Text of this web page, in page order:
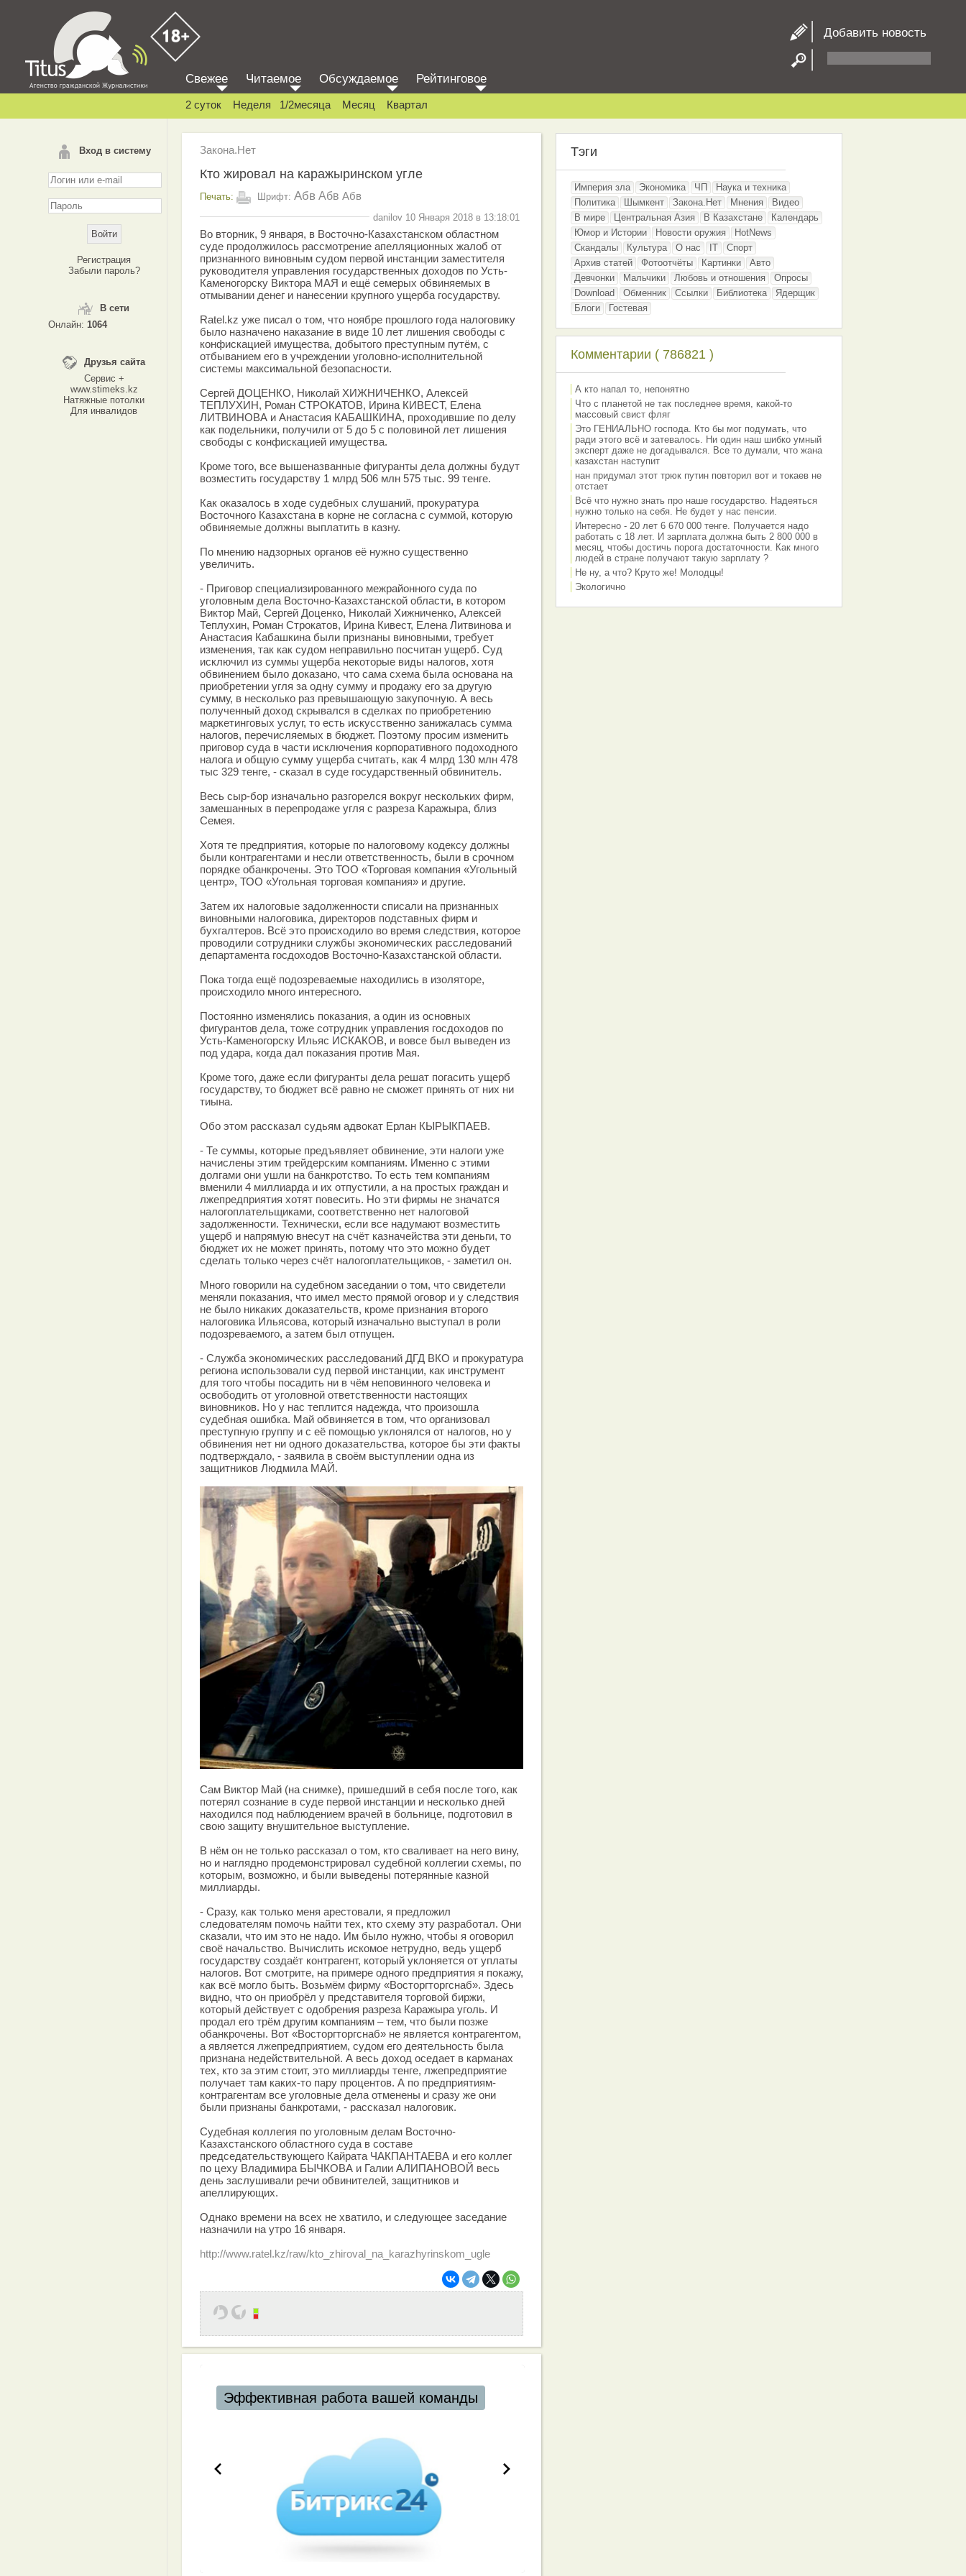
Добавить новость
Вход в систему
Регистрация
Забыли пароль?
В сети
Онлайн: 1064
Друзья сайта
Сервис +
www.stimeks.kz
Натяжные потолки
Для инвалидов
Свежее Читаемое Обсуждаемое Рейтинговое
2 суток Неделя 1/2месяца Месяц Квартал
Закона.Нет
Кто жировал на каражыринском угле
Печать: Шрифт: Абв Абв Абв
danilov 10 Января 2018 в 13:18:01
Во вторник, 9 января, в Восточно-Казахстанском областном
суде продолжилось рассмотрение апелляционных жалоб от
признанного виновным судом первой инстанции заместителя
руководителя управления государственных доходов по Усть-
Каменогорску Виктора МАЯ и ещё семерых обвиняемых в
отмывании денег и нанесении крупного ущерба государству.
Ratel.kz уже писал о том, что ноябре прошлого года налоговику
было назначено наказание в виде 10 лет лишения свободы с
конфискацией имущества, добытого преступным путём, с
отбыванием его в учреждении уголовно-исполнительной
системы максимальной безопасности.
Сергей ДОЦЕНКО, Николай ХИЖНИЧЕНКО, Алексей
ТЕПЛУХИН, Роман СТРОКАТОВ, Ирина КИВЕСТ, Елена
ЛИТВИНОВА и Анастасия КАБАШКИНА, проходившие по делу
как подельники, получили от 5 до 5 с половиной лет лишения
свободы с конфискацией имущества.
Кроме того, все вышеназванные фигуранты дела должны будут
возместить государству 1 млрд 506 млн 575 тыс. 99 тенге.
Как оказалось в ходе судебных слушаний, прокуратура
Восточного Казахстана в корне не согласна с суммой, которую
обвиняемые должны выплатить в казну.
По мнению надзорных органов её нужно существенно
увеличить.
- Приговор специализированного межрайонного суда по
уголовным дела Восточно-Казахстанской области, в котором
Виктор Май, Сергей Доценко, Николай Хижниченко, Алексей
Теплухин, Роман Строкатов, Ирина Кивест, Елена Литвинова и
Анастасия Кабашкина были признаны виновными, требует
изменения, так как судом неправильно посчитан ущерб. Суд
исключил из суммы ущерба некоторые виды налогов, хотя
обвинением было доказано, что сама схема была основана на
приобретении угля за одну сумму и продажу его за другую
сумму, в несколько раз превышающую закупочную. А весь
полученный доход скрывался в сделках по приобретению
маркетинговых услуг, то есть искусственно занижалась сумма
налогов, перечисляемых в бюджет. Поэтому просим изменить
приговор суда в части исключения корпоративного подоходного
налога и общую сумму ущерба считать, как 4 млрд 130 млн 478
тыс 329 тенге, - сказал в суде государственный обвинитель.
Весь сыр-бор изначально разгорелся вокруг нескольких фирм,
замешанных в перепродаже угля с разреза Каражыра, близ
Семея.
Хотя те предприятия, которые по налоговому кодексу должны
были контрагентами и несли ответственность, были в срочном
порядке обанкрочены. Это ТОО «Торговая компания «Угольный
центр», ТОО «Угольная торговая компания» и другие.
Затем их налоговые задолженности списали на признанных
виновными налоговика, директоров подставных фирм и
бухгалтеров. Всё это происходило во время следствия, которое
проводили сотрудники службы экономических расследований
департамента госдоходов Восточно-Казахстанской области.
Пока тогда ещё подозреваемые находились в изоляторе,
происходило много интересного.
Постоянно изменялись показания, а один из основных
фигурантов дела, тоже сотрудник управления госдоходов по
Усть-Каменогорску Ильяс ИСКАКОВ, и вовсе был выведен из
под удара, когда дал показания против Мая.
Кроме того, даже если фигуранты дела решат погасить ущерб
государству, то бюджет всё равно не сможет принять от них ни
тиына.
Обо этом рассказал судьям адвокат Ерлан КЫРЫКПАЕВ.
- Те суммы, которые предъявляет обвинение, эти налоги уже
начислены этим трейдерским компаниям. Именно с этими
долгами они ушли на банкротство. То есть тем компаниям
вменили 4 миллиарда и их отпустили, а на простых граждан и
лжепредприятия хотят повесить. Но эти фирмы не значатся
налогоплательщиками, соответственно нет налоговой
задолженности. Технически, если все надумают возместить
ущерб и напрямую внесут на счёт казначейства эти деньги, то
бюджет их не может принять, потому что это можно будет
сделать только через счёт налогоплательщиков, - заметил он.
Много говорили на судебном заседании о том, что свидетели
меняли показания, что имел место прямой оговор и у следствия
не было никаких доказательств, кроме признания второго
налоговика Ильясова, который изначально выступал в роли
подозреваемого, а затем был отпущен.
- Служба экономических расследований ДГД ВКО и прокуратура
региона использовали суд первой инстанции, как инструмент
для того чтобы посадить ни в чём неповинного человека и
освободить от уголовной ответственности настоящих
виновников. Но у нас теплится надежда, что произошла
судебная ошибка. Май обвиняется в том, что организовал
преступную группу и с её помощью уклонялся от налогов, но у
обвинения нет ни одного доказательства, которое бы эти факты
подтверждало, - заявила в своём выступлении одна из
защитников Людмила МАЙ.
Сам Виктор Май (на снимке), пришедший в себя после того, как
потерял сознание в суде первой инстанции и несколько дней
находился под наблюдением врачей в больнице, подготовил в
свою защиту внушительное выступление.
В нём он не только рассказал о том, кто сваливает на него вину,
но и наглядно продемонстрировал судебной коллегии схемы, по
которым, возможно, и были выведены потерянные казной
миллиарды.
- Сразу, как только меня арестовали, я предложил
следователям помочь найти тех, кто схему эту разработал. Они
сказали, что им это не надо. Им было нужно, чтобы я оговорил
своё начальство. Вычислить искомое нетрудно, ведь ущерб
государству создаёт контрагент, который уклоняется от уплаты
налогов. Вот смотрите, на примере одного предприятия я покажу,
как всё могло быть. Возьмём фирму «Восторгторгснаб». Здесь
видно, что он приобрёл у представителя торговой биржи,
который действует с одобрения разреза Каражыра уголь. И
продал его трём другим компаниям – тем, что были позже
обанкрочены. Вот «Восторгторгснаб» не является контрагентом,
а является лжепредприятием, судом его деятельность была
признана недействительной. А весь доход оседает в карманах
тех, кто за этим стоит, это миллиарды тенге, лжепредприятие
получает там каких-то пару процентов. А по предприятиям-
контрагентам все уголовные дела отменены и сразу же они
были признаны банкротами, - рассказал налоговик.
Судебная коллегия по уголовным делам Восточно-
Казахстанского областного суда в составе
председательствующего Кайрата ЧАКПАНТАЕВА и его коллег
по цеху Владимира БЫЧКОВА и Галии АЛИПАНОВОЙ весь
день заслушивали речи обвинителей, защитников и
апеллирующих.
Однако времени на всех не хватило, и следующее заседание
назначили на утро 16 января.
http://www.ratel.kz/raw/kto_zhiroval_na_karazhyrinskom_ugle
Эффективная работа вашей команды
Тэги
Империя зла Экономика ЧП
Наука и техника
Политика
Шымкент Закона.Нет Мнения
Видео
В мире
Центральная Азия В Казахстане
Календарь
Юмор и Истории
Новости оружия
HotNews
Скандалы
Культура О нас IT
Спорт
Архив статей
Фотоотчёты Картинки
Авто
Девчонки
Мальчики Любовь и отношения
Опросы
Download
Обменник Ссылки Библиотека
Ядерщик
Блоги
Гостевая
Комментарии ( 786821 )
А кто напал то, непонятно
Что с планетой не так последнее время, какой-то
массовый свист фляг
Это ГЕНИАЛЬНО господа. Кто бы мог подумать, что
ради этого всё и затевалось. Ни один наш шибко умный
эксперт даже не догадывался. Все то думали, что жана
казахстан наступит
нан придумал этот трюк путин повторил вот и токаев не
отстает
Всё что нужно знать про наше государство. Надеяться
нужно только на себя. Не будет у нас пенсии.
Интересно - 20 лет 6 670 000 тенге. Получается надо
работать с 18 лет. И зарплата должна быть 2 800 000 в
месяц, чтобы достичь порога достаточности. Как много
людей в стране получают такую зарплату ?
Не ну, а что? Круто же! Молодцы!
Экологично